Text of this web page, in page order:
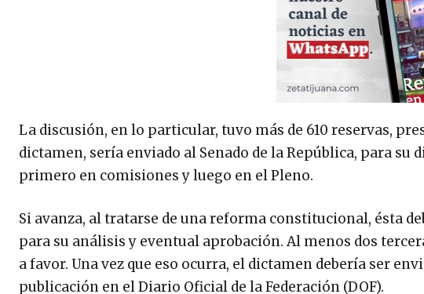
La discusión, en lo particular, tuvo más de 610 reservas,
dictamen, sería enviado al Senado de la República, para
primero en comisiones y luego en el Pleno.
Si avanza, al tratarse de una reforma constitucional, ésta
para su análisis y eventual aprobación. Al menos dos
a favor. Una vez que eso ocurra, el dictamen debería ser
publicación en el Diario Oficial de la Federación (DOF).